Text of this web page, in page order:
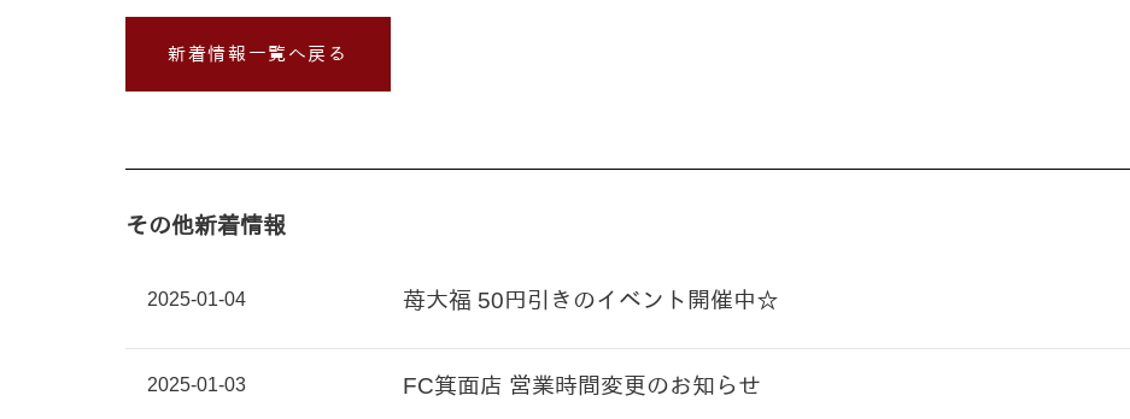
新着情報一覧へ戻る
その他新着情報
2025-01-04 苺大福 50円引きのイベント開催中☆
2025-01-03 FC箕面店 営業時間変更のお知らせ